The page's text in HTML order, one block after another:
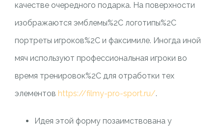
качестве очередного подарка. На поверхности
изображаются эмблемы%2C логотипы%2C
портреты игроков%2C и факсимиле. Иногда иной
мяч используют профессиональная игроки во
время тренировок%2C для отработки тех
элементов https://filmy-pro-sport.ru/.
Идея этой форму позаимствована у